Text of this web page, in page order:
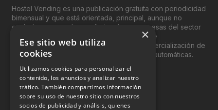
Hostel Vending es una publicación gratuita con periodicidad
bimensual y que está orientada, principal, aunque no
exclusivamente, a los profesionales y empresas del sector
del “Vending”; nombre con el que se conoce
genéricamente entre profesionales a la comercialización de
productos y servicios a través de máquinas automáticas.
INFORMACIÓN LEGAL
Aviso Legal
×
Ese sitio web utiliza
cookies
Utilizamos cookies para personalizar el
contenido, los anuncios y analizar nuestro
tráfico. También compartimos información
sobre su uso de nuestro sitio con nuestros
socios de publicidad y análisis, quienes